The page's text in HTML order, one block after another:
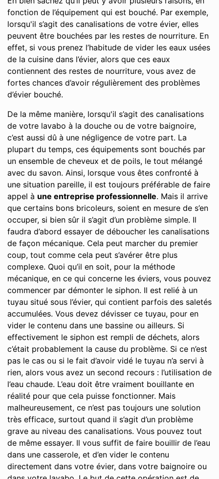
fonction de l’équipement qui est bouché. Par exemple,
lorsqu'il s’agit des canalisations de votre évier, elles
peuvent être bouchées par les restes de nourriture. En
effet, si vous prenez l’habitude de vider les eaux usées
de la cuisine dans l’évier, alors que ces eaux
contiennent des restes de nourriture, vous avez de
fortes chances d’avoir régulièrement des problèmes
d’évier bouché.
De la même manière, lorsqu'il s’agit des canalisations
de votre lavabo à la douche ou de votre baignoire,
c’est aussi dû à une négligence de votre part. La
plupart du temps, ces équipements sont bouchés par
un ensemble de cheveux et de poils, le tout mélangé
avec du savon. Ainsi, lorsque vous êtes confronté à
une situation pareille, il est toujours préférable de faire
appel à une entreprise professionnelle. Mais il arrive
que certains bons bricoleurs, soient en mesure de s’en
occuper, si bien sûr il s’agit d’un problème simple. Il
faudra d’abord essayer de déboucher les canalisations
de façon mécanique. Cela peut marcher du premier
coup, tout comme cela peut s’avérer être plus
complexe. Quoi qu’il en soit, pour la méthode
mécanique, en ce qui concerne les éviers, vous pouvez
commencer par démonter le siphon. Il est relié à un
tuyau situé sous l’évier, qui contient parfois des saletés
accumulées. Vous devez dévisser ce tuyau, pour en
vider le contenu dans une bassine ou ailleurs. Si
effectivement le siphon est rempli de déchets, alors
c’était probablement la cause du problème. Si ce n’est
pas le cas ou si le fait d’avoir vidé le tuyau n’a servi à
rien, alors vous avez un second recours : l’utilisation de
l’eau chaude. L’eau doit être vraiment bouillante en
réalité pour que cela puisse fonctionner. Mais
malheureusement, ce n’est pas toujours une solution
très efficace, surtout quand il s’agit d’un problème
grave au niveau des canalisations. Vous pouvez tout
de même essayer. Il vous suffit de faire bouillir de l’eau
dans une casserole, et d’en vider le contenu
directement dans votre évier, dans votre baignoire ou